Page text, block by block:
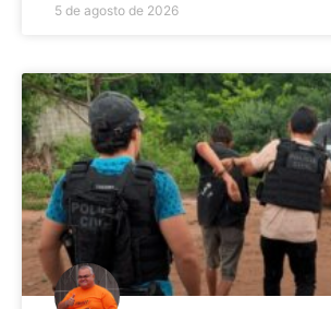
5 de agosto de 2026